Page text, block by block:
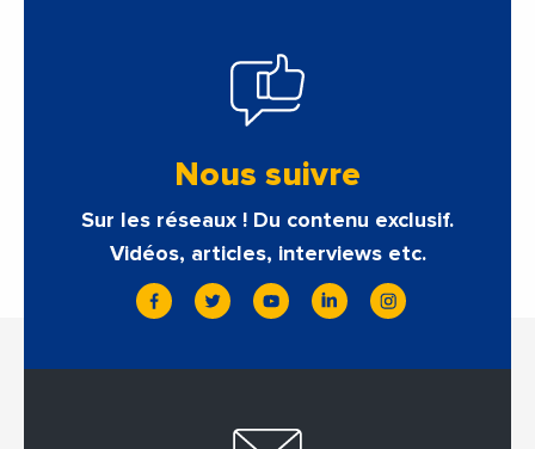
Nous suivre
Sur les réseaux ! Du contenu exclusif.
Vidéos, articles, interviews etc.